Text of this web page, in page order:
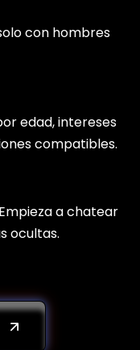
con hombres
edad, intereses
compatibles.
a chatear
ocultas.